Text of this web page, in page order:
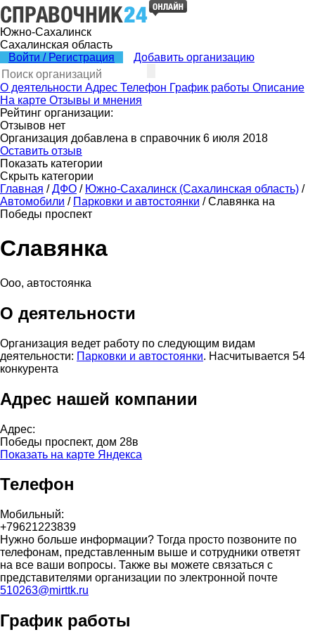
Южно-Сахалинск
Сахалинская область
Войти / Регистрация
Добавить организацию
О деятельности Адрес Телефон График работы Описание
На карте Отзывы и мнения
Рейтинг организации:
Отзывов нет
Организация добавлена в справочник 6 июля 2018
Оставить отзыв
Показать категории
Скрыть категории
Главная / ДФО / Южно-Сахалинск (Сахалинская область) /
Автомобили / Парковки и автостоянки / Славянка на
Победы проспект
Славянка
Ооо, автостоянка
О деятельности
Организация ведет работу по следующим видам
деятельности: Парковки и автостоянки. Насчитывается 54
конкурента
Адрес нашей компании
Адрес:
Победы проспект, дом 28в
Показать на карте Яндекса
Телефон
Мобильный:
+79621223839
Нужно больше информации? Тогда просто позвоните по
телефонам, представленным выше и сотрудники ответят
на все ваши вопросы. Также вы можете связаться с
представителями организации по электронной почте
510263@mirttk.ru
График работы